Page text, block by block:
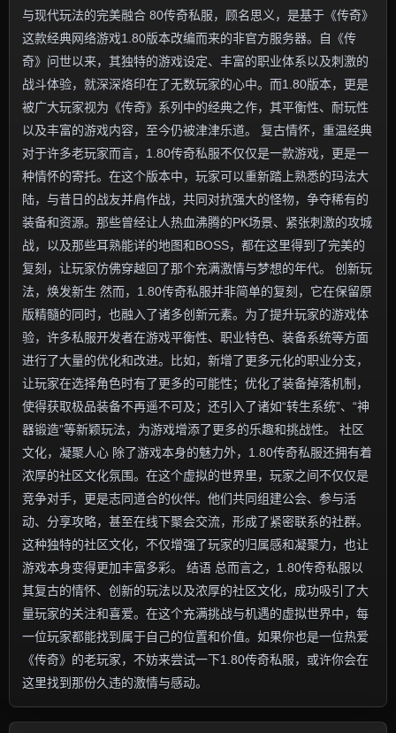
与现代玩法的完美融合 80传奇私服，顾名思义，是基于《传奇》
这款经典网络游戏1.80版本改编而来的非官方服务器。自《传
奇》问世以来，其独特的游戏设定、丰富的职业体系以及刺激的
战斗体验，就深深烙印在了无数玩家的心中。而1.80版本，更是
被广大玩家视为《传奇》系列中的经典之作，其平衡性、耐玩性
以及丰富的游戏内容，至今仍被津津乐道。 复古情怀，重温经典
对于许多老玩家而言，1.80传奇私服不仅仅是一款游戏，更是一
种情怀的寄托。在这个版本中，玩家可以重新踏上熟悉的玛法大
陆，与昔日的战友并肩作战，共同对抗强大的怪物，争夺稀有的
装备和资源。那些曾经让人热血沸腾的PK场景、紧张刺激的攻城
战，以及那些耳熟能详的地图和BOSS，都在这里得到了完美的
复刻，让玩家仿佛穿越回了那个充满激情与梦想的年代。 创新玩
法，焕发新生 然而，1.80传奇私服并非简单的复刻，它在保留原
版精髓的同时，也融入了诸多创新元素。为了提升玩家的游戏体
验，许多私服开发者在游戏平衡性、职业特色、装备系统等方面
进行了大量的优化和改进。比如，新增了更多元化的职业分支，
让玩家在选择角色时有了更多的可能性；优化了装备掉落机制，
使得获取极品装备不再遥不可及；还引入了诸如“转生系统”、“神
器锻造”等新颖玩法，为游戏增添了更多的乐趣和挑战性。 社区
文化，凝聚人心 除了游戏本身的魅力外，1.80传奇私服还拥有着
浓厚的社区文化氛围。在这个虚拟的世界里，玩家之间不仅仅是
竞争对手，更是志同道合的伙伴。他们共同组建公会、参与活
动、分享攻略，甚至在线下聚会交流，形成了紧密联系的社群。
这种独特的社区文化，不仅增强了玩家的归属感和凝聚力，也让
游戏本身变得更加丰富多彩。 结语 总而言之，1.80传奇私服以
其复古的情怀、创新的玩法以及浓厚的社区文化，成功吸引了大
量玩家的关注和喜爱。在这个充满挑战与机遇的虚拟世界中，每
一位玩家都能找到属于自己的位置和价值。如果你也是一位热爱
《传奇》的老玩家，不妨来尝试一下1.80传奇私服，或许你会在
这里找到那份久违的激情与感动。